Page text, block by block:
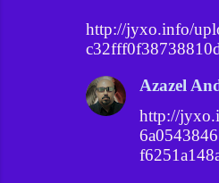
http://jyxo.info/
Azazel
http://